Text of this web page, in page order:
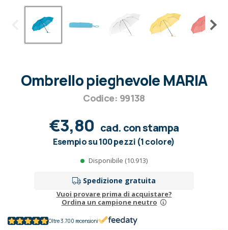
Ombrello pieghevole MARIA
Codice: 99138
€3,80 cad. con stampa
Esempio su 100 pezzi (1 colore)
Disponibile (10.913)
Spedizione gratuita
Vuoi provare prima di acquistare?
Ordina un campione neutro
Oltre 3.700 recensioni